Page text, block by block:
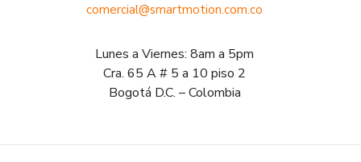
comercial@smartmotion.com.co
Lunes a Viernes: 8am a 5pm
Cra. 65 A # 5 a 10 piso 2
Bogotá D.C. – Colombia